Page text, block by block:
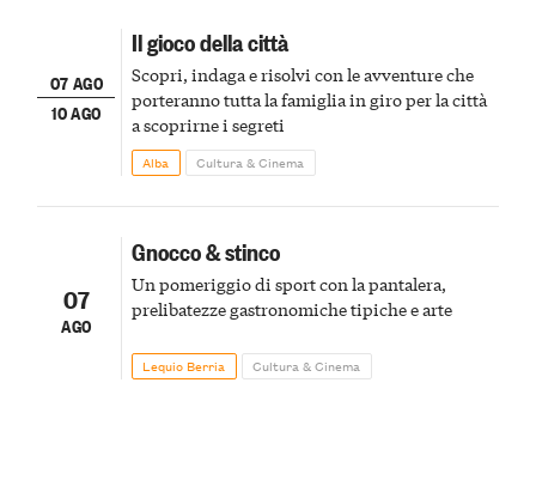
07 AGO
10 AGO
Il gioco della città
Scopri, indaga e risolvi con le avventure che
porteranno tutta la famiglia in giro per la città
a scoprirne i segreti
Alba Cultura & Cinema
07
AGO
Gnocco & stinco
Un pomeriggio di sport con la pantalera,
prelibatezze gastronomiche tipiche e arte
Lequio Berria Cultura & Cinema